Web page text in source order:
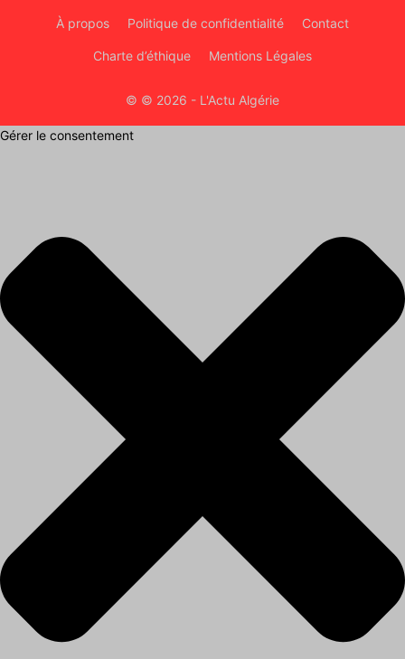
À propos Politique de confidentialité Contact
Charte d’éthique Mentions Légales
© © 2026 - L'Actu Algérie
Gérer le consentement